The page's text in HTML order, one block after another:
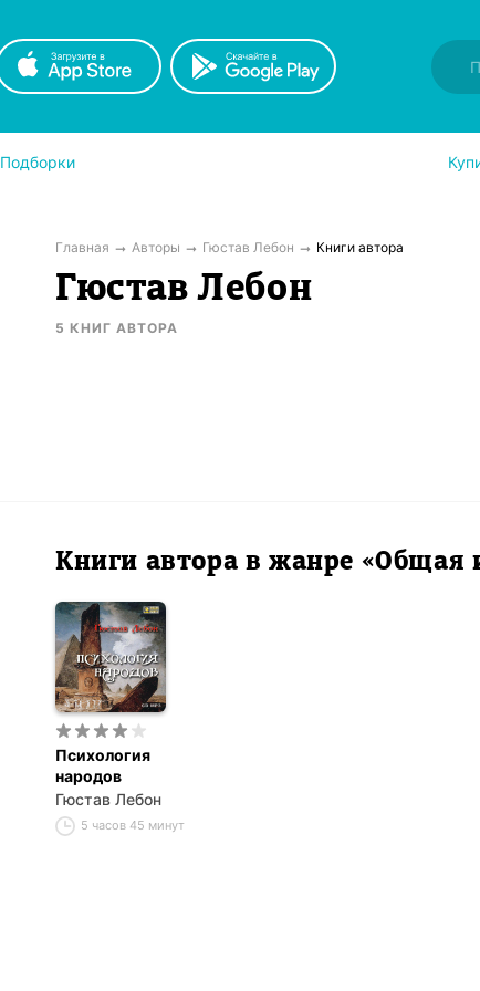
Подборки
Главная Авторы Гюстав Лебон Книги автора
Гюстав Лебон
5 КНИГ АВТОРА
Книги автора в жанре «Общая
Психология
народов
Гюстав Лебон
5 часов 45 минут